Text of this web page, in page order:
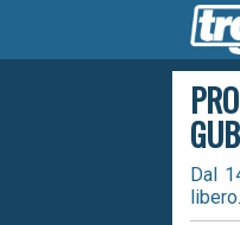
Dal
libero.